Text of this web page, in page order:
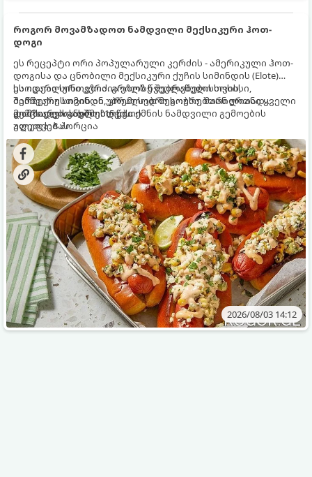
როგორ მოვამზადოთ ნამდვილი მექსიკური ჰოთ-
დოგი
ეს რეცეპტი ორი პოპულარული კერძის - ამერიკული ჰოთ-
დოგისა და ცნობილი მექსიკური ქუჩის სიმინდის (Elote)
საოცარი სინთეზია. გრილზე შებრაწული სოსისი,
შემწვარი სიმინდი, კრემისებრი სოუსი, მარილიანი ყველი
და ცხარე სანელებლები ქმნის ნამდვილი გემოების
აფეთქებას.
ეს იდეალური კერძია ეზოს წვეულებებისთვის,
ბარბექიუსთვის ან უბრალოდ მეგობრებთან ერთად
გემრიელი ვახშმისთვის.
მომზადების დრო: 15 წუთი
ულუფა: 8 პორცია
2026/08/03 14:12